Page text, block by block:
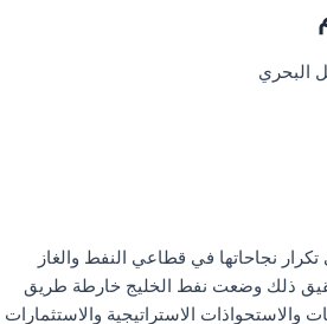
البحري
نجاحاتها في قطاعي النفط والغاز
ذلك وضعت نفط الخليج خارطة طريق
والاستحواذات الاستراتيجية والاستثمارات